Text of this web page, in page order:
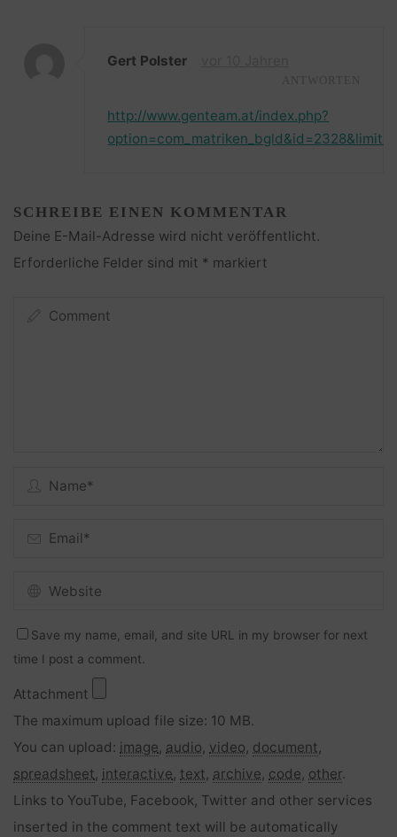
Gert Polster
http://www.genteam.at/index.php?
SCHREIBE EINEN KOMMENTAR
Deine E-Mail-Adresse wird nicht veröffentlicht.
Erforderliche Felder sind mit * markiert
Save my name, email, and site URL in my browser for next
time I post a comment.
Attachment
The maximum upload file size: 10 MB.
You can upload: image, audio, video, document,
spreadsheet, interactive, text, archive, code, other.
Links to YouTube, Facebook, Twitter and other services
inserted in the comment text will be automatically